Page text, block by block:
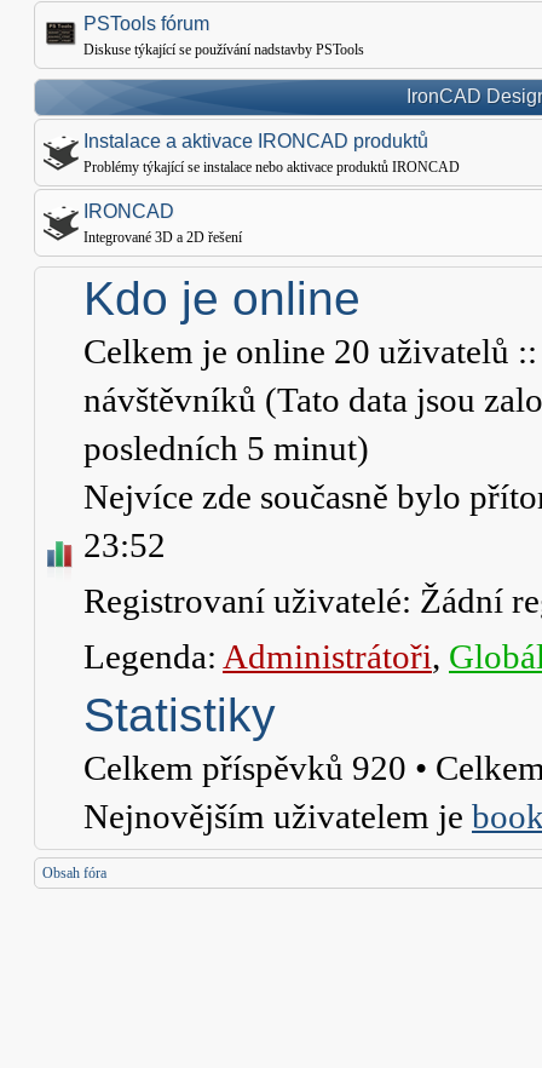
PSTools fórum
Diskuse týkající se používání nadstavby PSTools
IronCAD
Instalace a aktivace IRONCAD produktů
Problémy týkající se instalace nebo aktivace produktů IRONCAD
IRONCAD
Integrované 3D a 2D řešení
Kdo je online
Celkem je online 20 uživatelů
návštěvníků (Tato data jsou
posledních 5 minut)
Nejvíce zde současně bylo
23:52
Registrovaní uživatelé: Žádní
Legenda: Administrátoři,
Statistiky
Celkem příspěvků 920 •
Nejnovějším uživatelem je
Obsah fóra